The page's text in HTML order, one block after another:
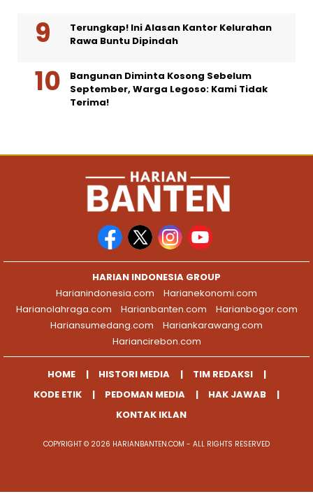
Terungkap! Ini Alasan Kantor Kelurahan
Rawa Buntu Dipindah
Bangunan Diminta Kosong Sebelum
September, Warga Legoso: Kami Tidak
Terima!
HARIAN INDONESIA GROUP
Harianindonesia.com
Harianekonomi.com
Harianolahraga.com
Harianbanten.com
Harianbogor.com
Hariansumedang.com
Hariankarawang.com
Hariancirebon.com
HOME HISTORI MEDIA
TIM REDAKSI
KODE ETIK
PEDOMAN MEDIA
HAK JAWAB
KONTAK IKLAN
COPYRIGHT © 2026 HARIANBANTEN.COM - ALL RIGHTS RESERVED